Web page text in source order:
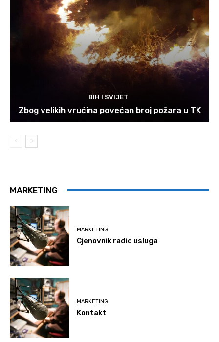
BIH I SVIJET
Zbog velikih vrućina povećan broj požara u TK
MARKETING
MARKETING
Cjenovnik radio usluga
MARKETING
Kontakt